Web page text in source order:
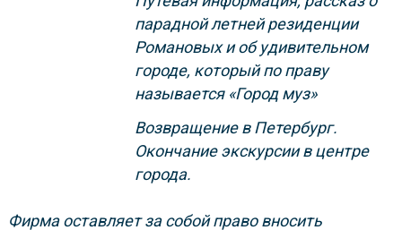
парадной летней резиденции
Романовых и об удивительном
городе, который по праву
называется «Город муз»
Возвращение в Петербург.
Окончание экскурсии в центре
города.
Фирма оставляет за собой право вносить